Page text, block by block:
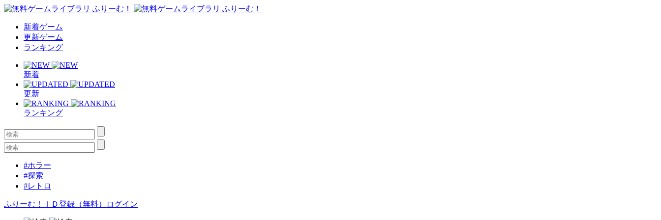
新着ゲーム
更新ゲーム
ランキング
新着
更新
ランキング
#ホラー
#探索
#レトロ
ふりーむ！ＩＤ登録（無料） ログイン